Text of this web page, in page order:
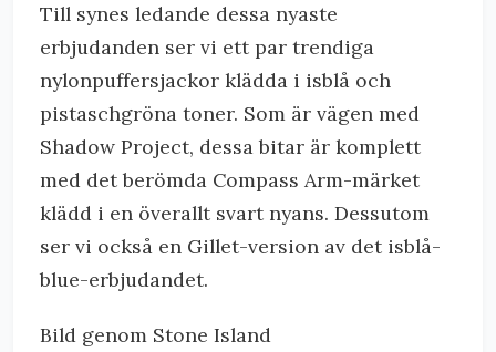
Till synes ledande dessa nyaste
erbjudanden ser vi ett par trendiga
nylonpuffersjackor klädda i isblå och
pistaschgröna toner. Som är vägen med
Shadow Project, dessa bitar är komplett
med det berömda Compass Arm-märket
klädd i en överallt svart nyans. Dessutom
ser vi också en Gillet-version av det isblå-
blue-erbjudandet.
Bild genom Stone Island